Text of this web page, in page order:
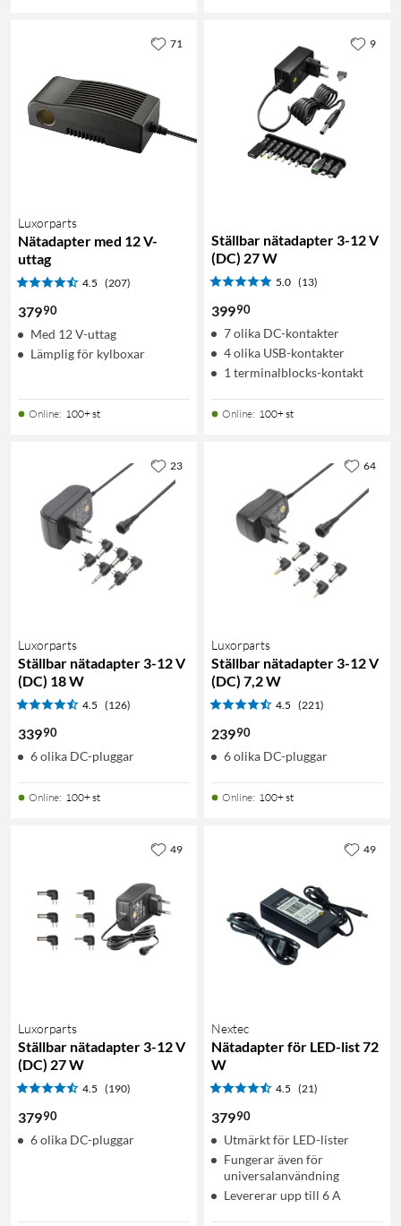
Luxorparts
Nätadapter med 12 V-
uttag
4.5 (207)
37990
Med 12 V-uttag
Lämplig för kylboxar
Online: 100+ st
71
Ställbar nätadapter 3-12 V
(DC) 27 W
5.0 (13)
39990
7 olika DC-kontakter
4 olika USB-kontakter
1 terminalblocks-kontakt
Online: 100+ st
9
Luxorparts
Ställbar nätadapter 3-12 V
(DC) 18 W
4.5 (126)
33990
6 olika DC-pluggar
Online: 100+ st
23
Luxorparts
Ställbar nätadapter 3-12 V
(DC) 7,2 W
4.5 (221)
23990
6 olika DC-pluggar
Online: 100+ st
64
Luxorparts
Ställbar nätadapter 3-12 V
(DC) 27 W
4.5 (190)
37990
6 olika DC-pluggar
49
Nextec
Nätadapter för LED-list 72
W
4.5 (21)
37990
Utmärkt för LED-lister
Fungerar även för
universalanvändning
Levererar upp till 6 A
49